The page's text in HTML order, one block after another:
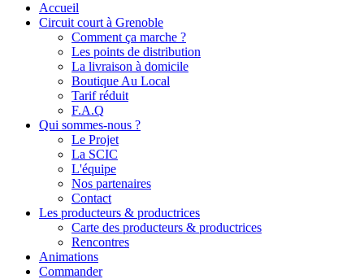
Accueil
Circuit court à Grenoble
Comment ça marche ?
Les points de distribution
La livraison à domicile
Boutique Au Local
Tarif réduit
F.A.Q
Qui sommes-nous ?
Le Projet
La SCIC
L'équipe
Nos partenaires
Contact
Les producteurs & productrices
Carte des producteurs & productrices
Rencontres
Animations
Commander